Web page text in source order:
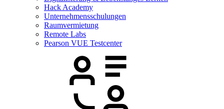
Hack Academy
Unternehmensschulungen
Raumvermietung
Remote Labs
Pearson VUE Testcenter